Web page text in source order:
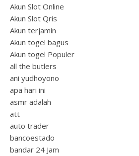
Akun Slot Online
Akun Slot Qris
Akun terjamin
Akun togel bagus
Akun togel Populer
all the butlers
ani yudhoyono
apa hari ini
asmr adalah
att
auto trader
bancoestado
bandar 24 Jam